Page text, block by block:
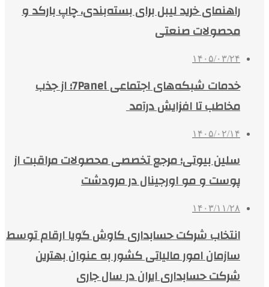
راهنمای خرید لیبل برای بسته‌بندی، چاپ بارکد و
محصولات صنعتی
۱۴۰۵/۰۳/۲۴
خدمات شبکه‌های اجتماعی 7Panel؛ از جذب
مخاطب تا افزایش درآمد
۱۴۰۵/۰۲/۱۴
سلین بیوتی؛ مرجع تخصصی محصولات مراقبت از
پوست و مو اورجینال در مرودشت
۱۴۰۳/۱۱/۲۸
انتخاب شرکت حسابداری کاوش گویا ارقام توسط
سازمان امور مالیاتی کشور به عنوان بهترین
شرکت حسابداری ایران در سال جاری